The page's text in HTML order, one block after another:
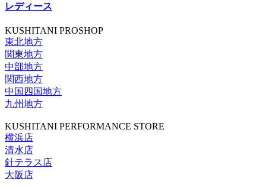
レディース
KUSHITANI PROSHOP
東北地方
関東地方
中部地方
関西地方
中国四国地方
九州地方
KUSHITANI PERFORMANCE STORE
横浜店
清水店
針テラス店
大阪店